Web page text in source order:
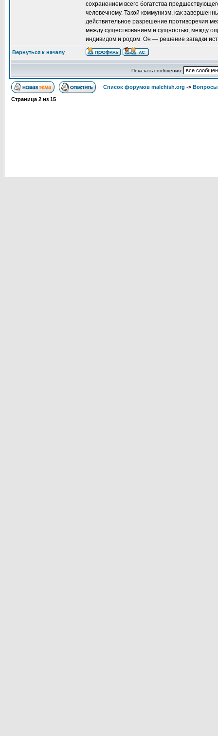
сохранением всего богатства
человечному. Такой коммунизм, как
действительное разрешение противоречия
между существованием и сущностью, между
индивидом и родом. Он — решение загадки
Вернуться к началу
Показать сообщения:
Список форумов malchish.org -> Вопросы
Страница 2 из 15